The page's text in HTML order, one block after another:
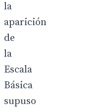
la
aparición
de
la
Escala
Básica
supuso